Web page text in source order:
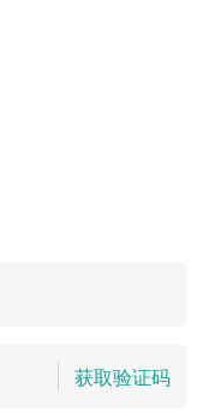
获取验证码